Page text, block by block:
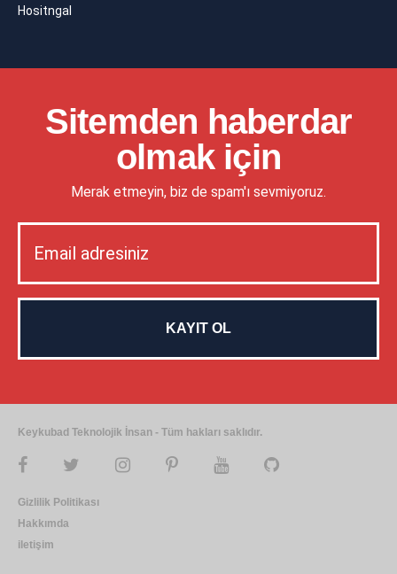
Hositngal
Sitemden haberdar
olmak için
Merak etmeyin, biz de spam'ı sevmiyoruz.
Keykubad Teknolojik İnsan - Tüm hakları saklıdır.
Gizlilik Politikası
Hakkımda
iletişim